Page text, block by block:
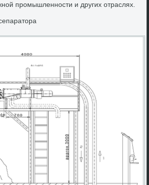
промышленности и других отраслях.